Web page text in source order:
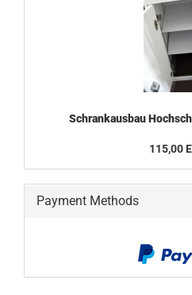
Schrankausbau
115,00
Payment Methods